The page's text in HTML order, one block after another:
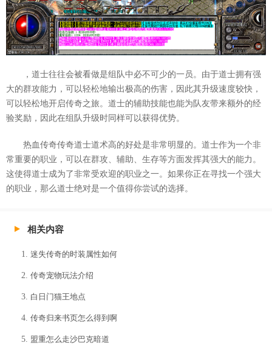
，道士往往会被看做是组队中必不可少的一员。由于道士拥有强
大的群攻能力，可以轻松地输出极高的伤害，因此其升级速度较快，
可以轻松地开启传奇之旅。道士的辅助技能也能为队友带来额外的经
验奖励，因此在组队升级时同样可以获得优势。
热血传奇传奇道士道术高的好处是非常明显的。道士作为一个非
常重要的职业，可以在群攻、辅助、生存等方面发挥其强大的能力。
这使得道士成为了非常受欢迎的职业之一。如果你正在寻找一个强大
的职业，那么道士绝对是一个值得你尝试的选择。
相关内容
迷失传奇的时装属性如何
传奇宠物玩法介绍
白日门猫王地点
传奇归来书页怎么得到啊
盟重怎么走沙巴克暗道